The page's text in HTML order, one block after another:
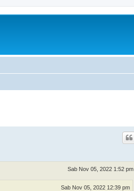
Sab Nov 05, 2022 1:52 pm
Sab Nov 05, 2022 12:39 pm